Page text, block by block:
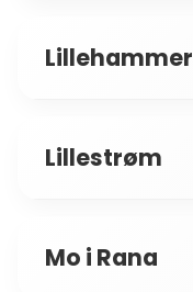
Lillehammer
Lillestrøm
Mo i Rana